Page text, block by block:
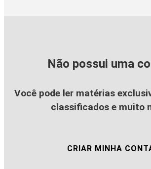
Não possui uma
Você pode ler matérias
classificados e muito
CRIAR MINHA